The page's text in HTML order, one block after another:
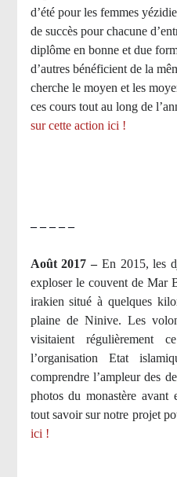
d’été pour les femmes
de succès pour chacune
diplôme en bonne et due
d’autres bénéficient de la
cherche le moyen et les
ces cours tout au long de
sur cette action ici !
– – – – –
Août 2017 – En 2015, les
exploser le couvent de Mar
irakien situé à quelques
plaine de Ninive. Les
visitaient régulièrement
l’organisation Etat
comprendre l’ampleur des
photos du monastère avant
tout savoir sur notre projet
ici !